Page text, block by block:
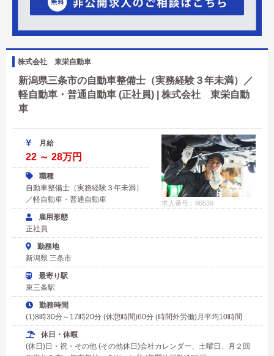
株式会社 東栄自動車
新潟県三条市の自動車整備士（実務経験３年未満）／
軽自動車・普通自動車 (正社員) | 株式会社 東栄自動
車
求人番号：86539
月給
22 ～ 28万円
職種
自動車整備士（実務経験３年未満）
／軽自動車・普通自動車
雇用形態
正社員
勤務地
新潟県 三条市
最寄り駅
東三条駅
勤務時間
(1)8時30分～17時20分 (休憩時間)60分 (時間外労働)月平均10時間
休日・休暇
(休日)日・祝・その他 (その他休日)会社カレンダー、土曜日、月２回